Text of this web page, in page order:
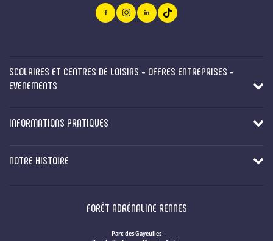
SCOLAIRES ET CENTRES DE LOISIRS - OFFRES ENTREPRISES -
EVENEMENTS
INFORMATIONS PRATIQUES
NOTRE HISTOIRE
FORÊT ADRÉNALINE RENNES
Parc des Gayeulles